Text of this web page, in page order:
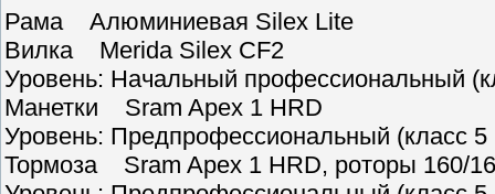
Рама Алюминиевая Silex Lite
Вилка Merida Silex CF2
Уровень: Начальный профессиональный
Манетки Sram Apex 1 HRD
Уровень: Предпрофессиональный (класс 5
Тормоза Sram Apex 1 HRD, роторы 160/